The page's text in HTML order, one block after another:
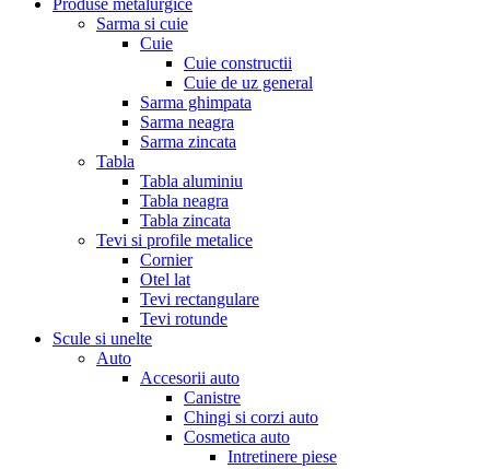
Sarma si cuie
Cuie
Cuie constructii
Cuie de uz general
Sarma ghimpata
Sarma neagra
Sarma zincata
Tabla
Tabla aluminiu
Tabla neagra
Tabla zincata
Tevi si profile metalice
Cornier
Otel lat
Tevi rectangulare
Tevi rotunde
Scule si unelte
Auto
Accesorii auto
Canistre
Chingi si corzi auto
Cosmetica auto
Intretinere piese